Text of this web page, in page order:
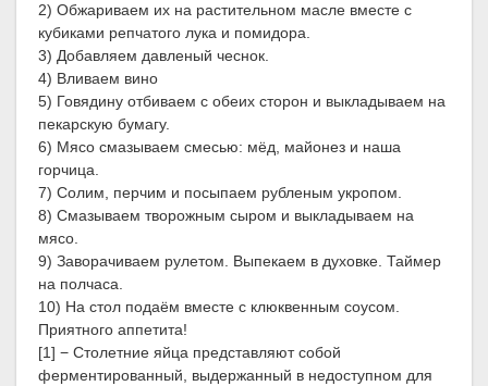
2) Обжариваем их на растительном масле вместе с
кубиками репчатого лука и помидора.
3) Добавляем давленый чеснок.
4) Вливаем вино
5) Говядину отбиваем с обеих сторон и выкладываем на
пекарскую бумагу.
6) Мясо смазываем смесью: мёд, майонез и наша
горчица.
7) Солим, перчим и посыпаем рубленым укропом.
8) Смазываем творожным сыром и выкладываем на
мясо.
9) Заворачиваем рулетом. Выпекаем в духовке. Таймер
на полчаса.
10) На стол подаём вместе с клюквенным соусом.
Приятного аппетита!
[1] − Столетние яйца представляют собой
ферментированный, выдержанный в недоступном для